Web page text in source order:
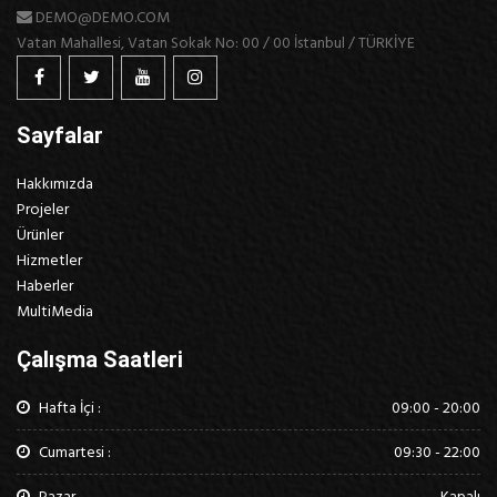
karıştırdığı 1500'lerden beri endüstri standardı sahte metinler
olarak kullanılmıştır.
DEMO@DEMO.COM
Vatan Mahallesi, Vatan Sokak No: 00 / 00 İstanbul / TÜRKİYE
Sayfalar
Hakkımızda
Projeler
Ürünler
Hizmetler
Haberler
MultiMedia
Çalışma Saatleri
Hafta İçi :
09:00 - 20:00
Cumartesi :
09:30 - 22:00